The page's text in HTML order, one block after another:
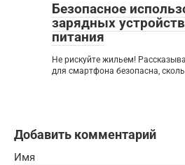
Безопасное
зарядных
питания
Не рискуйте жильем!
для смартфона безопасна,
Добавить комментарий
Имя